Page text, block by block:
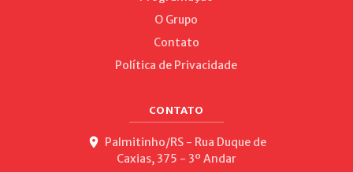
O Grupo
Contato
Política de Privacidade
CONTATO
Palmitinho/RS - Rua Duque de
Caxias, 375 - 3º Andar